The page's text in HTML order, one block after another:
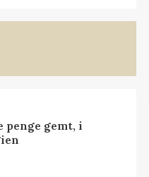
penge gemt, i